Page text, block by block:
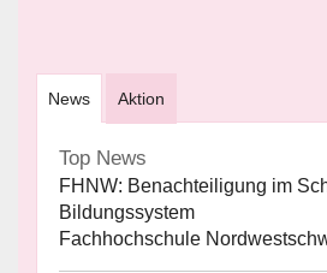
News Aktion
Top News
FHNW: Benachteiligung im
Bildungssystem
Fachhochschule